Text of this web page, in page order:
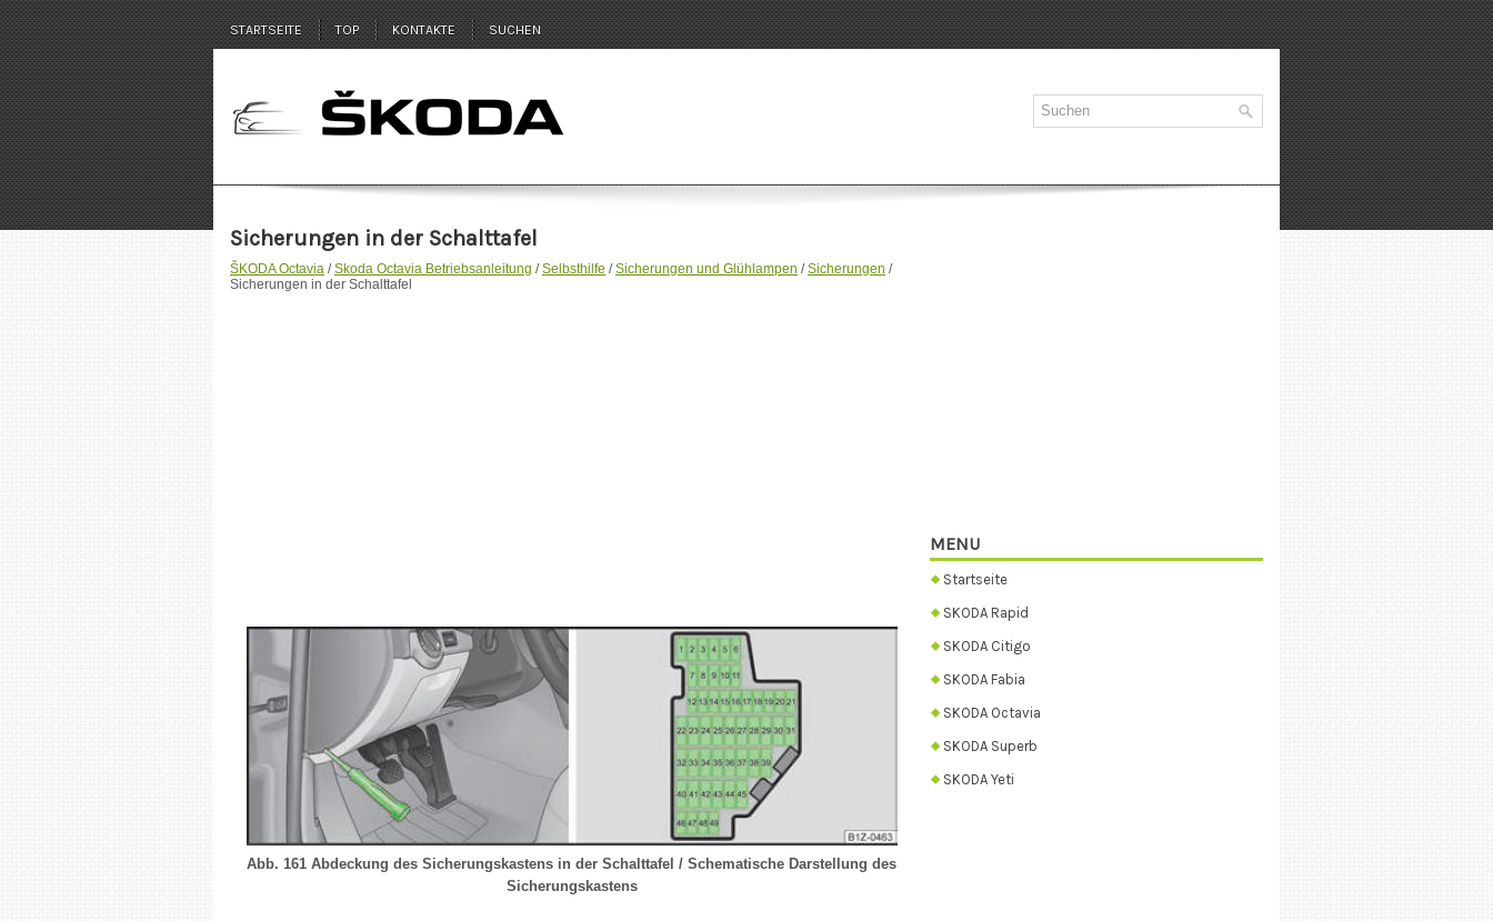
STARTSEITE TOP KONTAKTE SUCHEN
Sicherungen in der Schalttafel
ŠKODA Octavia /Skoda Octavia Betriebsanleitung /Selbsthilfe /Sicherungen und Glühlampen /Sicherungen /
Sicherungen in der Schalttafel
Abb. 161 Abdeckung des Sicherungskastens in der Schalttafel / Schematische Darstellung des
Sicherungskastens
MENU
Startseite
SKODA Rapid
SKODA Citigo
SKODA Fabia
SKODA Octavia
SKODA Superb
SKODA Yeti